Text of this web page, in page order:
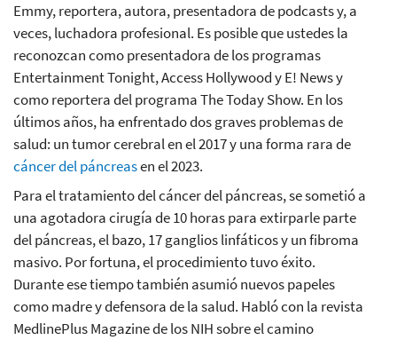
Emmy, reportera, autora, presentadora de podcasts y, a
veces, luchadora profesional. Es posible que ustedes la
reconozcan como presentadora de los programas
Entertainment Tonight, Access Hollywood y E! News y
como reportera del programa The Today Show. En los
últimos años, ha enfrentado dos graves problemas de
salud: un tumor cerebral en el 2017 y una forma rara de
cáncer del páncreasen el 2023.
Para el tratamiento del cáncer del páncreas, se sometió a
una agotadora cirugía de 10 horas para extirparle parte
del páncreas, el bazo, 17 ganglios linfáticos y un fibroma
masivo. Por fortuna, el procedimiento tuvo éxito.
Durante ese tiempo también asumió nuevos papeles
como madre y defensora de la salud. Habló con la revista
MedlinePlus Magazine de los NIH sobre el camino